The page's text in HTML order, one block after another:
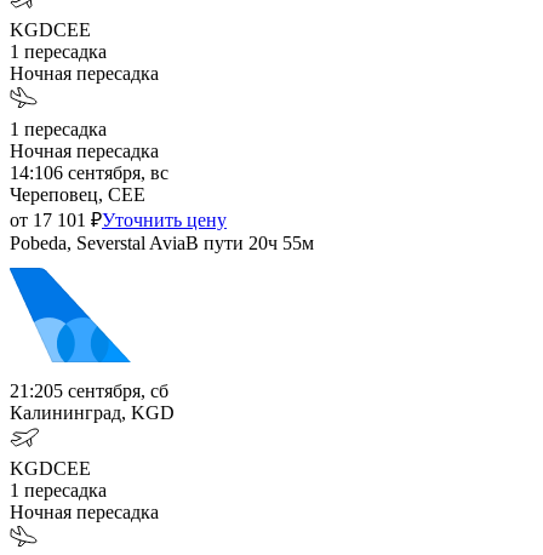
KGDCEE
1 пересадка
Ночная пересадка
1 пересадка
Ночная пересадка
14:106 сентября, вс
Череповец, CEE
от 17 101 ₽Уточнить цену
Pobeda, Severstal AviaВ пути 20ч 55м
21:205 сентября, сб
Калининград, KGD
KGDCEE
1 пересадка
Ночная пересадка